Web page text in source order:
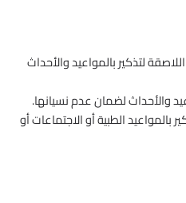
لتذكير بالمواعيد والأحداث
والأحداث لضمان عدم نسيانها.
بالمواعيد الطبية أو الاجتماعات أو